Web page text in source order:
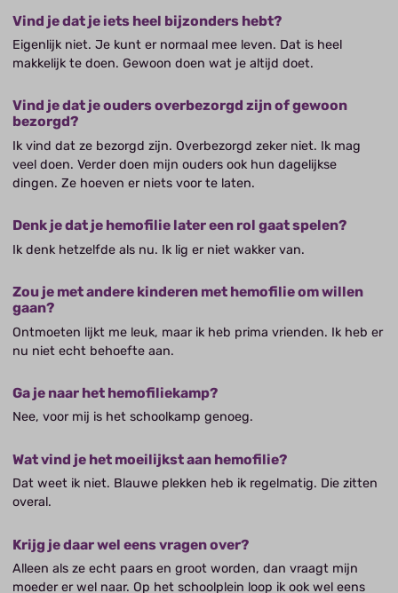
Vind je dat je iets heel bijzonders hebt?
Eigenlijk niet. Je kunt er normaal mee leven. Dat is heel
makkelijk te doen. Gewoon doen wat je altijd doet.
Vind je dat je ouders overbezorgd zijn of gewoon
bezorgd?
Ik vind dat ze bezorgd zijn. Overbezorgd zeker niet. Ik mag
veel doen. Verder doen mijn ouders ook hun dagelijkse
dingen. Ze hoeven er niets voor te laten.
Denk je dat je hemofilie later een rol gaat spelen?
Ik denk hetzelfde als nu. Ik lig er niet wakker van.
Zou je met andere kinderen met hemofilie om willen
gaan?
Ontmoeten lijkt me leuk, maar ik heb prima vrienden. Ik heb er
nu niet echt behoefte aan.
Ga je naar het hemofiliekamp?
Nee, voor mij is het schoolkamp genoeg.
Wat vind je het moeilijkst aan hemofilie?
Dat weet ik niet. Blauwe plekken heb ik regelmatig. Die zitten
overal.
Krijg je daar wel eens vragen over?
Alleen als ze echt paars en groot worden, dan vraagt mijn
moeder er wel naar. Op het schoolplein loop ik ook wel eens